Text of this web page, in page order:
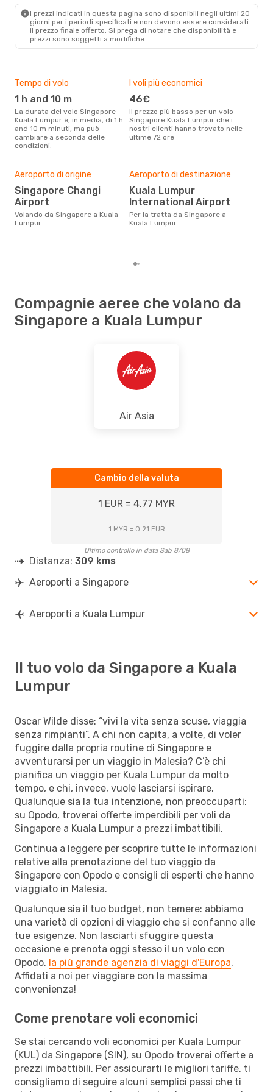
I prezzi indicati in questa pagina sono disponibili negli ultimi 20
giorni per i periodi specificati e non devono essere considerati
il ​​prezzo finale offerto. Si prega di notare che disponibilità e
prezzi sono soggetti a modifiche.
Tempo di volo
1 h and 10 m
La durata del volo Singapore
Kuala Lumpur è, in media, di 1 h
and 10 m minuti, ma può
cambiare a seconda delle
condizioni.
I voli più economici
46€
Il prezzo più basso per un volo
Singapore Kuala Lumpur che i
nostri clienti hanno trovato nelle
ultime 72 ore
Aeroporto di origine
Singapore Changi
Airport
Volando da Singapore a Kuala
Lumpur
Aeroporto di destinazione
Kuala Lumpur
International Airport
Per la tratta da Singapore a
Kuala Lumpur
Compagnie aeree che volano da
Singapore a Kuala Lumpur
Air Asia
Cambio della valuta
1 EUR = 4.77 MYR
1 MYR = 0.21 EUR
Ultimo controllo in data Sab 8/08
Distanza: 309 kms
Aeroporti a Singapore
Aeroporti a Kuala Lumpur
Il tuo volo da Singapore a Kuala
Lumpur
Oscar Wilde disse: “vivi la vita senza scuse, viaggia
senza rimpianti”. A chi non capita, a volte, di voler
fuggire dalla propria routine di Singapore e
avventurarsi per un viaggio in Malesia? C’è chi
pianifica un viaggio per Kuala Lumpur da molto
tempo, e chi, invece, vuole lasciarsi ispirare.
Qualunque sia la tua intenzione, non preoccuparti:
su Opodo, troverai offerte imperdibili per voli da
Singapore a Kuala Lumpur a prezzi imbattibili.
Continua a leggere per scoprire tutte le informazioni
relative alla prenotazione del tuo viaggio da
Singapore con Opodo e consigli di esperti che hanno
viaggiato in Malesia.
Qualunque sia il tuo budget, non temere: abbiamo
una varietà di opzioni di viaggio che si confanno alle
tue esigenze. Non lasciarti sfuggire questa
occasione e prenota oggi stesso il un volo con
Opodo, la più grande agenzia di viaggi d'Europa.
Affidati a noi per viaggiare con la massima
convenienza!
Come prenotare voli economici
Se stai cercando voli economici per Kuala Lumpur
(KUL) da Singapore (SIN), su Opodo troverai offerte a
prezzi imbattibili. Per assicurarti le migliori tariffe, ti
consigliamo di seguire alcuni semplici passi che ti